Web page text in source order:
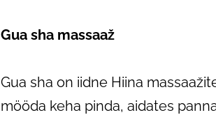
Gua sha massaaž
Gua sha on iidne Hiina
mööda keha pinda, aidates